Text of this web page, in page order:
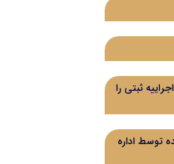
ثبتی را
توسط اداره